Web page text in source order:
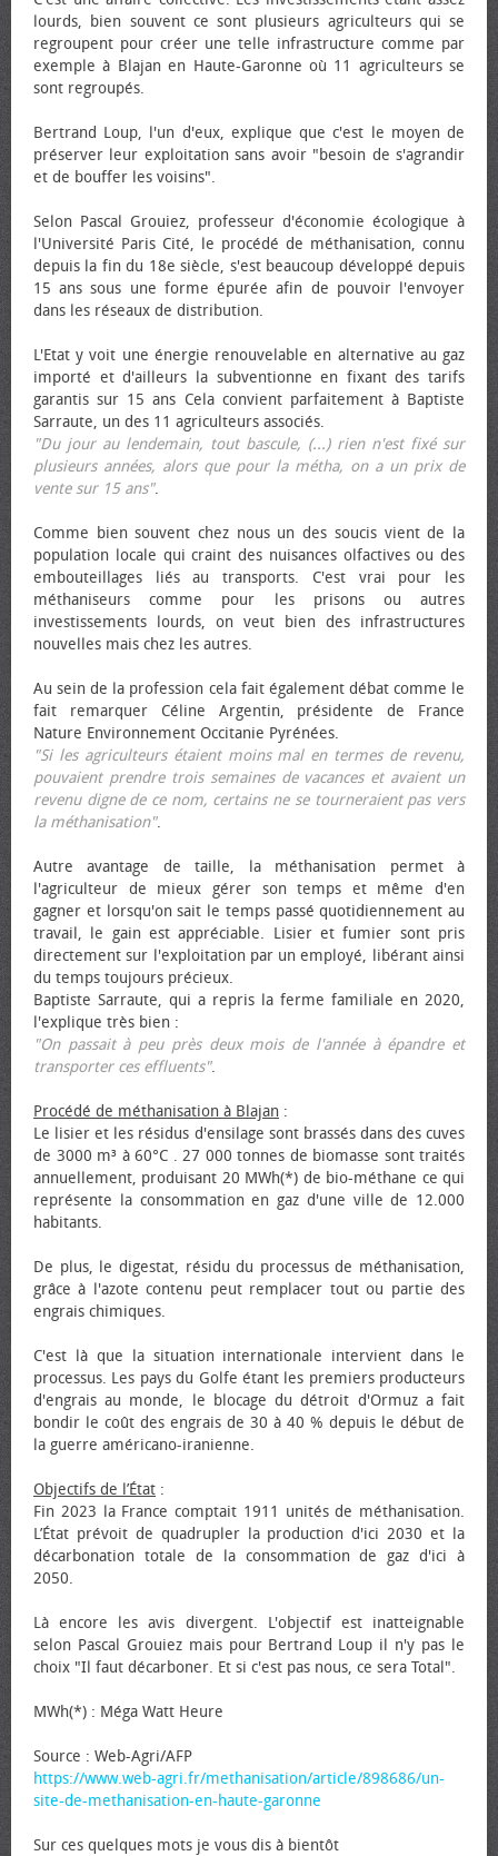
lourds, bien souvent ce sont plusieurs agriculteurs qui se
regroupent pour créer une telle infrastructure comme par
exemple à Blajan en Haute-Garonne où 11 agriculteurs se
sont regroupés.
Bertrand Loup, l'un d'eux, explique que c'est le moyen de
préserver leur exploitation sans avoir "besoin de s'agrandir
et de bouffer les voisins".
Selon Pascal Grouiez, professeur d'économie écologique à
l'Université Paris Cité, le procédé de méthanisation, connu
depuis la fin du 18e siècle, s'est beaucoup développé depuis
15 ans sous une forme épurée afin de pouvoir l'envoyer
dans les réseaux de distribution.
L'Etat y voit une énergie renouvelable en alternative au gaz
importé et d'ailleurs la subventionne en fixant des tarifs
garantis sur 15 ans Cela convient parfaitement à Baptiste
Sarraute, un des 11 agriculteurs associés.
"Du jour au lendemain, tout bascule, (...) rien n'est fixé sur
plusieurs années, alors que pour la métha, on a un prix de
vente sur 15 ans".
Comme bien souvent chez nous un des soucis vient de la
population locale qui craint des nuisances olfactives ou des
embouteillages liés au transports. C'est vrai pour les
méthaniseurs comme pour les prisons ou autres
investissements lourds, on veut bien des infrastructures
nouvelles mais chez les autres.
Au sein de la profession cela fait également débat comme le
fait remarquer Céline Argentin, présidente de France
Nature Environnement Occitanie Pyrénées.
"Si les agriculteurs étaient moins mal en termes de revenu,
pouvaient prendre trois semaines de vacances et avaient un
revenu digne de ce nom, certains ne se tourneraient pas vers
la méthanisation".
Autre avantage de taille, la méthanisation permet à
l'agriculteur de mieux gérer son temps et même d'en
gagner et lorsqu'on sait le temps passé quotidiennement au
travail, le gain est appréciable. Lisier et fumier sont pris
directement sur l'exploitation par un employé, libérant ainsi
du temps toujours précieux.
Baptiste Sarraute, qui a repris la ferme familiale en 2020,
l'explique très bien :
"On passait à peu près deux mois de l'année à épandre et
transporter ces effluents".
Procédé de méthanisation à Blajan :
Le lisier et les résidus d'ensilage sont brassés dans des cuves
de 3000 m³ à 60°C . 27 000 tonnes de biomasse sont traités
annuellement, produisant 20 MWh(*) de bio-méthane ce qui
représente la consommation en gaz d'une ville de 12.000
habitants.
De plus, le digestat, résidu du processus de méthanisation,
grâce à l'azote contenu peut remplacer tout ou partie des
engrais chimiques.
C'est là que la situation internationale intervient dans le
processus. Les pays du Golfe étant les premiers producteurs
d'engrais au monde, le blocage du détroit d'Ormuz a fait
bondir le coût des engrais de 30 à 40 % depuis le début de
la guerre américano-iranienne.
Objectifs de l’État :
Fin 2023 la France comptait 1911 unités de méthanisation.
L’État prévoit de quadrupler la production d'ici 2030 et la
décarbonation totale de la consommation de gaz d'ici à
2050.
Là encore les avis divergent. L'objectif est inatteignable
selon Pascal Grouiez mais pour Bertrand Loup il n'y pas le
choix "Il faut décarboner. Et si c'est pas nous, ce sera Total".
MWh(*) : Méga Watt Heure
Source : Web-Agri/AFP
https://www.web-agri.fr/methanisation/article/898686/un-
site-de-methanisation-en-haute-garonne
Sur ces quelques mots je vous dis à bientôt